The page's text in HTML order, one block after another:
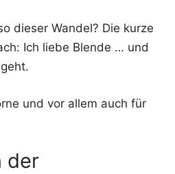
die­ser Wan­del? Die kur­ze
Ich lie­be Blen­de … und
und vor allem auch für
der